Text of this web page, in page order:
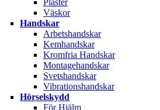
Väskor
Handskar
Arbetshandskar
Kemhandskar
Kromfria Handskar
Montagehandskar
Svetshandskar
Vibrationshandskar
Hörselskydd
För Hjälm